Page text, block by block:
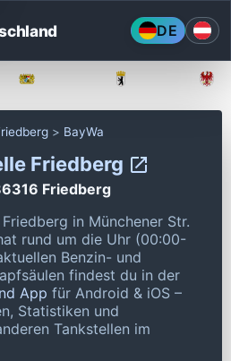
DE
BayWa
Friedberg
Friedberg
in Münchener Str.
rund um die Uhr (00:00-
Benzin- und
findest du in der
App für Android & iOS –
Statistiken und
Tankstellen im